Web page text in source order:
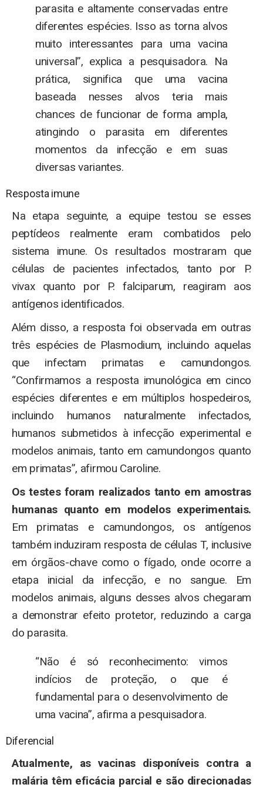
parasita e altamente conservadas entre
diferentes espécies. Isso as torna alvos
muito interessantes para uma vacina
universal”, explica a pesquisadora. Na
prática, significa que uma vacina
baseada nesses alvos teria mais
chances de funcionar de forma ampla,
atingindo o parasita em diferentes
momentos da infecção e em suas
diversas variantes.
Resposta imune
Na etapa seguinte, a equipe testou se esses
peptídeos realmente eram combatidos pelo
sistema imune. Os resultados mostraram que
células de pacientes infectados, tanto por P.
vivax quanto por P. falciparum, reagiram aos
antígenos identificados.
Além disso, a resposta foi observada em outras
três espécies de Plasmodium, incluindo aquelas
que infectam primatas e camundongos.
“Confirmamos a resposta imunológica em cinco
espécies diferentes e em múltiplos hospedeiros,
incluindo humanos naturalmente infectados,
humanos submetidos à infecção experimental e
modelos animais, tanto em camundongos quanto
em primatas”, afirmou Caroline.
Os testes foram realizados tanto em amostras
humanas quanto em modelos experimentais.
Em primatas e camundongos, os antígenos
também induziram resposta de células T, inclusive
em órgãos-chave como o fígado, onde ocorre a
etapa inicial da infecção, e no sangue. Em
modelos animais, alguns desses alvos chegaram
a demonstrar efeito protetor, reduzindo a carga
do parasita.
“Não é só reconhecimento: vimos
indícios de proteção, o que é
fundamental para o desenvolvimento de
uma vacina”, afirma a pesquisadora.
Diferencial
Atualmente, as vacinas disponíveis contra a
malária têm eficácia parcial e são direcionadas